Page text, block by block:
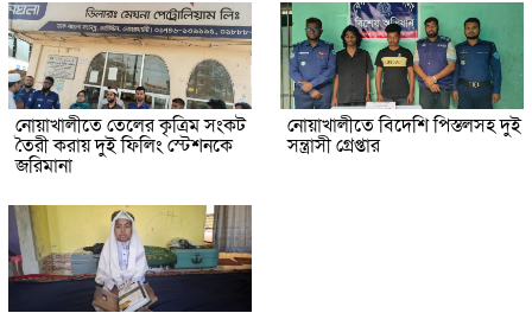
নোয়াখালীতে তেলের কৃত্রিম সংকট
তৈরী করায় দুই ফিলিং স্টেশনকে
জরিমানা
নোয়াখালীতে বিদেশি পিস্তলসহ দুই
সন্ত্রাসী গ্রেপ্তার